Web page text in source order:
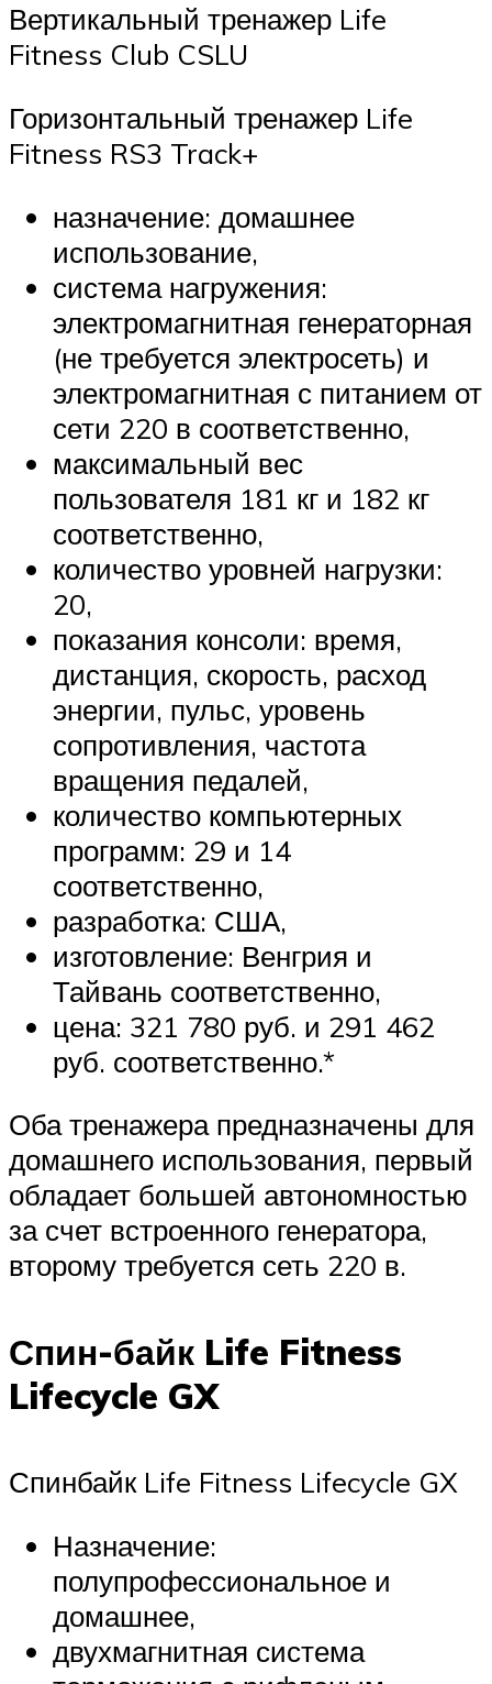
Вертикальный тренажер Life
Fitness Club CSLU
Горизонтальный тренажер Life
Fitness RS3 Track+
назначение: домашнее
использование,
система нагружения:
электромагнитная генераторная
(не требуется электросеть) и
электромагнитная с питанием от
сети 220 в соответственно,
максимальный вес
пользователя 181 кг и 182 кг
соответственно,
количество уровней нагрузки:
20,
показания консоли: время,
дистанция, скорость, расход
энергии, пульс, уровень
сопротивления, частота
вращения педалей,
количество компьютерных
программ: 29 и 14
соответственно,
разработка: США,
изготовление: Венгрия и
Тайвань соответственно,
цена: 321 780 руб. и 291 462
руб. соответственно.*
Оба тренажера предназначены для
домашнего использования, первый
обладает большей автономностью
за счет встроенного генератора,
второму требуется сеть 220 в.
Спин-байк Life Fitness
Lifecycle GX
Спинбайк Life Fitness Lifecycle GX
Назначение:
полупрофессиональное и
домашнее,
двухмагнитная система